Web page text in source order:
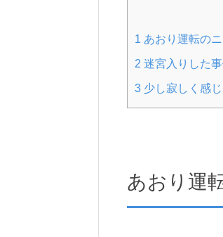
1 あおり運転の
2 迷宮入りした
3 少し寂しく感
あおり運